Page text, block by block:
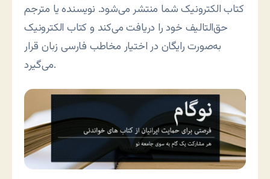
کتاب الکترونیک شما منتشر می‌شود. نویسنده یا مترجم
حق‌التالیف خود را دریافت می‌کند و کتاب الکترونیک
به‌صورت رایگان در اختیار مخاطب فارسی زبان قرار
می‌گیرد.